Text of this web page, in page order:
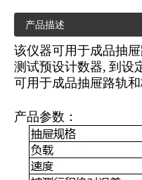
产品描述
该仪器可用于成品抽
测试预设计数器, 到设
可用于成品抽屉路轨
产品参数：